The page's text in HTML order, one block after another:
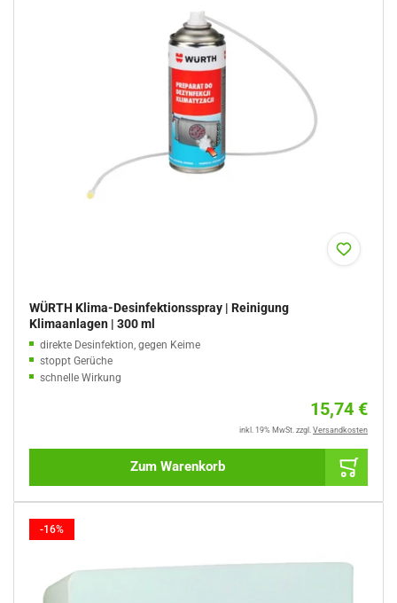
WÜRTH Klima-Desinfektionsspray | Reinigung
Klimaanlagen | 300 ml
direkte Desinfektion, gegen Keime
stoppt Gerüche
schnelle Wirkung
Preis
15,74 €
inkl. 19% MwSt. zzgl. Versandkosten
Zum Warenkorb
-16%